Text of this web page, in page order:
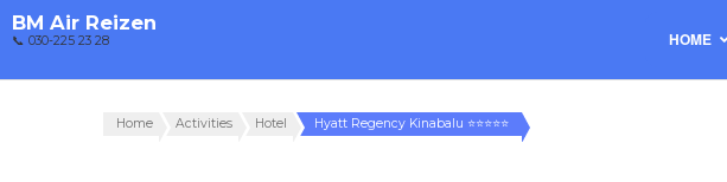
BM Air Reizen
📞 030-225 23 28 HOME
Home Activities Hotel Hyatt Regency Kinabalu ⭐⭐⭐⭐⭐